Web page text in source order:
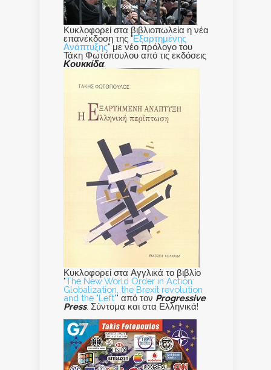
Κυκλοφορεί στα βιβλιοπωλεία η νέα
επανέκδοση της "Εξαρτημένης
Ανάπτυξης" με νέο πρόλογο του
Τάκη Φωτόπουλου από τις εκδόσεις
Κουκκίδα.
Κυκλοφορεί στα Αγγλικά το βιβλίο
"The New World Order in Action:
Globalization, the Brexit revolution
and the "Left"' από τον Progressive
Press. Σύντομα και στα Ελληνικά!